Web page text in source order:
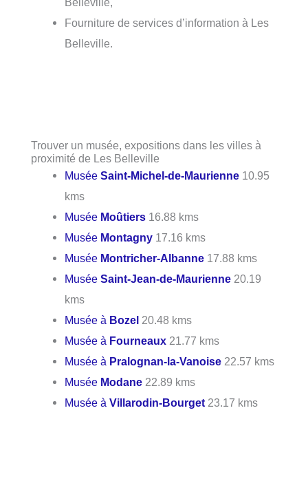
Fourniture de services d’information à Les
Belleville.
Trouver un musée, expositions dans les villes à
proximité de Les Belleville
MuséeSaint-Michel-de-Maurienne 10.95
kms
Musée Moûtiers 16.88 kms
Musée Montagny 17.16 kms
Musée Montricher-Albanne 17.88 kms
MuséeSaint-Jean-de-Maurienne 20.19
kms
Musée à Bozel 20.48 kms
Musée à Fourneaux 21.77 kms
Musée à Pralognan-la-Vanoise 22.57 kms
Musée Modane 22.89 kms
Musée àVillarodin-Bourget 23.17 kms